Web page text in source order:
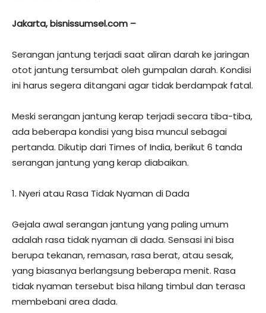
Jakarta, bisnissumsel.com –
Serangan jantung terjadi saat aliran darah ke jaringan
otot jantung tersumbat oleh gumpalan darah. Kondisi
ini harus segera ditangani agar tidak berdampak fatal.
Meski serangan jantung kerap terjadi secara tiba-tiba,
ada beberapa kondisi yang bisa muncul sebagai
pertanda. Dikutip dari Times of India, berikut 6 tanda
serangan jantung yang kerap diabaikan.
1. Nyeri atau Rasa Tidak Nyaman di Dada
Gejala awal serangan jantung yang paling umum
adalah rasa tidak nyaman di dada. Sensasi ini bisa
berupa tekanan, remasan, rasa berat, atau sesak,
yang biasanya berlangsung beberapa menit. Rasa
tidak nyaman tersebut bisa hilang timbul dan terasa
membebani area dada.